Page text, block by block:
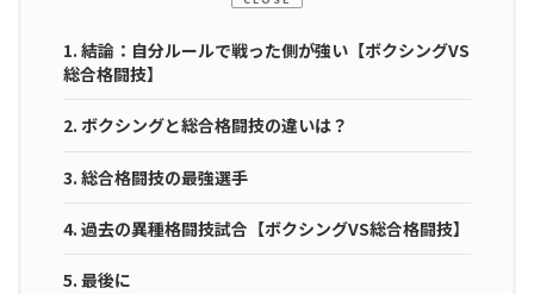
1. 結論：自分ルールで戦った側が強い【ボクシングVS
総合格闘技】
2. ボクシングと総合格闘技の違いは？
3. 総合格闘技の最強選手
4. 過去の異種格闘技試合【ボクシングVS総合格闘技】
5. 最後に